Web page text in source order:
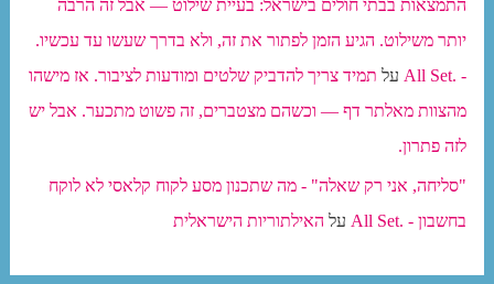
התמצאות בבתי חולים בישראל: בעיית שילוט — אבל זה הרבה
יותר משילוט. הגיע הזמן לפתור את זה, ולא בדרך שעשו עד עכשיו.
- .All Set
על תמיד צריך להדביק שלטים ומודעות לציבור. אז מישהו
מהצוות מאלתר דף — וכשהם מצטברים, זה פשוט מתכער. אבל יש
לזה פתרון.
"סליחה, אני רק שאלה" - מה שתכנון מסע לקוח קלאסי לא לוקח
בחשבון - .All Set
על האילתוריות הישראלית